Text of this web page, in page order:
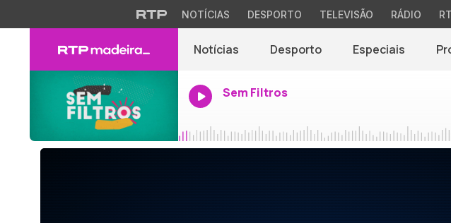
NOTÍCIAS DESPORTO TELEVISÃO RÁDIO
Notícias Desporto Especiais
Sem Filtros